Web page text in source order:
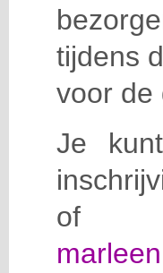
tijdens
voor de
Je
of